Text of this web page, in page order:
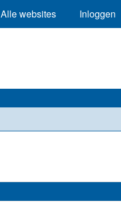
Alle websites Inloggen